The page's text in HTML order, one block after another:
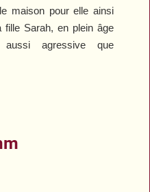
maison pour elle ainsi
fille Sarah, en plein âge
agressive que